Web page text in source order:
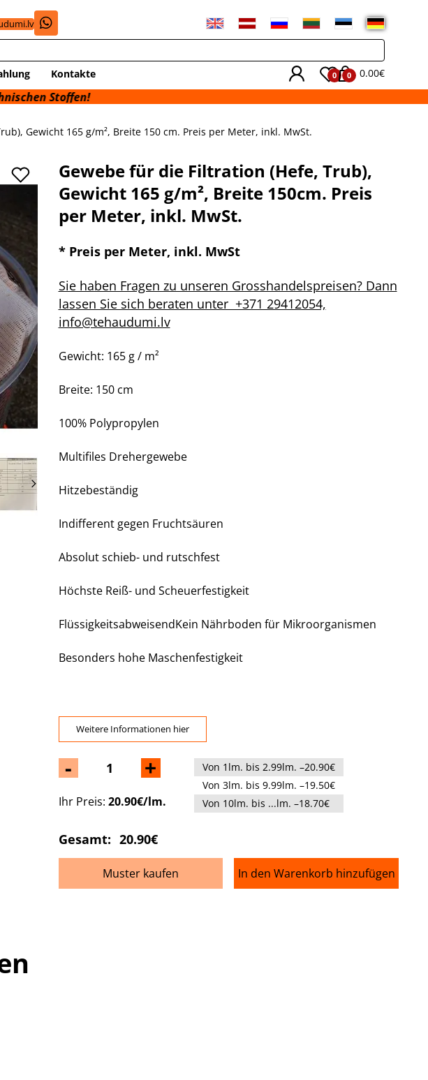
Kontakte 0 0 0.00€
Gewicht 165 g/m², Breite 150 cm. Preis per Meter, inkl. MwSt.
Gewebe für die Filtration (Hefe, Trub),
Gewicht 165 g/m², Breite 150cm. Preis
per Meter, inkl. MwSt.
* Preis per Meter, inkl. MwSt
Sie haben Fragen zu unseren Grosshandelspreisen? Dann
lassen Sie sich beraten unter +371 29412054,
info@tehaudumi.lv
Gewicht: 165 g / m²
Breite: 150 cm
100% Polypropylen
Multifiles Drehergewebe
Hitzebeständig
Indifferent gegen Fruchtsäuren
Absolut schieb- und rutschfest
Höchste Reiß- und Scheuerfestigkeit
FlüssigkeitsabweisendKein Nährboden für Mikroorganismen
Besonders hohe Maschenfestigkeit
Weitere Informationen hier
- +
Ihr Preis: 20.90€/lm.
Von 1lm. bis 2.99lm. –20.90€
Von 3lm. bis 9.99lm. –19.50€
Von 10lm. bis ...lm. –18.70€
Gesamt: 20.90€
Muster kaufen In den Warenkorb hinzufügen